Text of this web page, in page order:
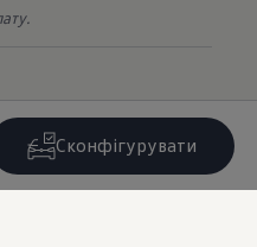
Сконфігурувати